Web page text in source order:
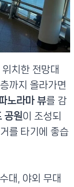
치한 전망대
까지 올라가면
노라마 뷰를 감
공원이 조성되
를 타기에 좋습
대, 야외 무대